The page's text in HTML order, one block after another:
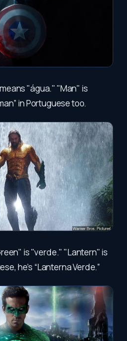
"água." "Man" is
in Portuguese too.
is "verde." "Lantern" is
he’s “Lanterna Verde.”